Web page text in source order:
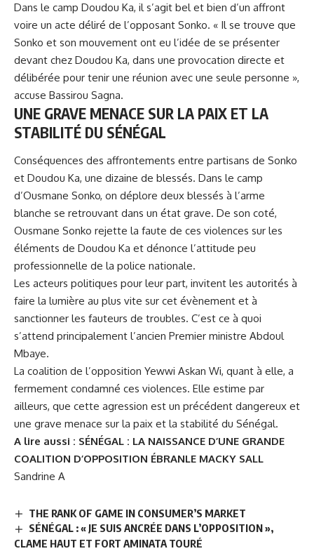
Dans le camp Doudou Ka, il s’agit bel et bien d’un affront
voire un acte déliré de l’opposant Sonko. « Il se trouve que
Sonko et son mouvement ont eu l’idée de se présenter
devant chez Doudou Ka, dans une provocation directe et
délibérée pour tenir une réunion avec une seule personne »,
accuse Bassirou Sagna.
UNE GRAVE MENACE SUR LA PAIX ET LA
STABILITÉ DU SÉNÉGAL
Conséquences des affrontements entre partisans de Sonko
et Doudou Ka, une dizaine de blessés. Dans le camp
d’Ousmane Sonko, on déplore deux blessés à l’arme
blanche se retrouvant dans un état grave. De son coté,
Ousmane Sonko rejette la faute de ces violences sur les
éléments de Doudou Ka et dénonce l’attitude peu
professionnelle de la police nationale.
Les acteurs politiques pour leur part, invitent les autorités à
faire la lumière au plus vite sur cet évènement et à
sanctionner les fauteurs de troubles. C’est ce à quoi
s’attend principalement l’ancien Premier ministre Abdoul
Mbaye.
La coalition de l’opposition Yewwi Askan Wi, quant à elle, a
fermement condamné ces violences. Elle estime par
ailleurs, que cette agression est un précédent dangereux et
une grave menace sur la paix et la stabilité du Sénégal.
A lire aussi : SÉNÉGAL : LA NAISSANCE D’UNE GRANDE
COALITION D’OPPOSITION ÉBRANLE MACKY SALL
Sandrine A
THE RANK OF GAME IN CONSUMER’S MARKET
SÉNÉGAL : « JE SUIS ANCRÉE DANS L’OPPOSITION »,
CLAME HAUT ET FORT AMINATA TOURÉ